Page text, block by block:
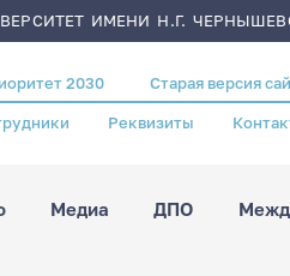
ИМЕНИ Н.Г.
2030 Старая версия
Реквизиты
Медиа ДПО